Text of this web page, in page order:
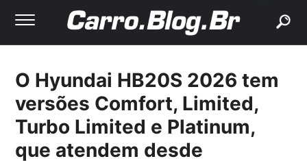
O Hyundai HB20S 2026 tem
versões Comfort, Limited,
Turbo Limited e Platinum,
que atendem desde